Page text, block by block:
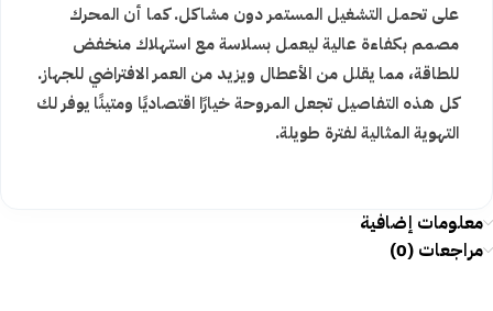
على تحمل التشغيل المستمر دون مشاكل. كما أن المحرك
مصمم بكفاءة عالية ليعمل بسلاسة مع استهلاك منخفض
للطاقة، مما يقلل من الأعطال ويزيد من العمر الافتراضي للجهاز.
كل هذه التفاصيل تجعل المروحة خيارًا اقتصاديًا ومتينًا يوفر لك
التهوية المثالية لفترة طويلة.
معلومات إضافية
مراجعات (0)